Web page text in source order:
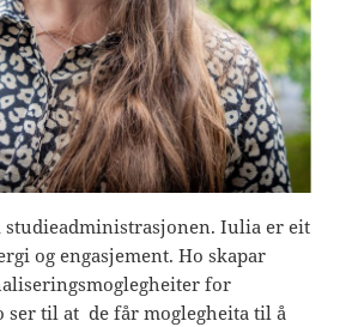
studieadministrasjonen. Iulia er eit
og engasjement. Ho skapar
for
ser til at de får moglegheita til å